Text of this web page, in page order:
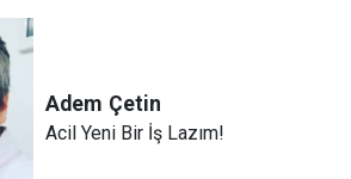
Adem Çetin
Acil Yeni Bir İş Lazım!